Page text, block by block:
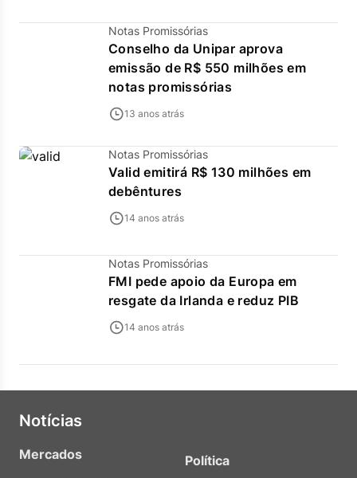
Notas Promissórias
Conselho da Unipar aprova
emissão de R$ 550 milhões em
notas promissórias
13 anos atrás
Notas Promissórias
Valid emitirá R$ 130 milhões em
debêntures
14 anos atrás
Notas Promissórias
FMI pede apoio da Europa em
resgate da Irlanda e reduz PIB
14 anos atrás
Notícias
Mercados
Política